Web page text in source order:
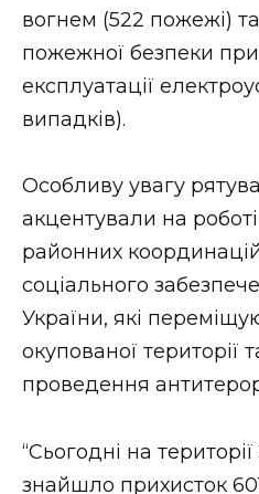
вогнем (522 пожежі)
пожежної безпеки
експлуатації
випадків).
Особливу увагу
акцентували на
районних
соціального
України, які
окупованої території
проведення
“Сьогодні на
знайшло прихисток